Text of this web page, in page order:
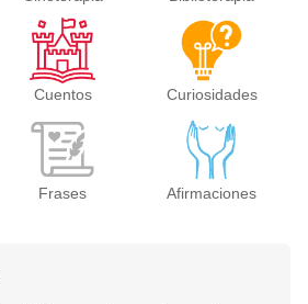
Cuentos Curiosidades
Frases Afirmaciones